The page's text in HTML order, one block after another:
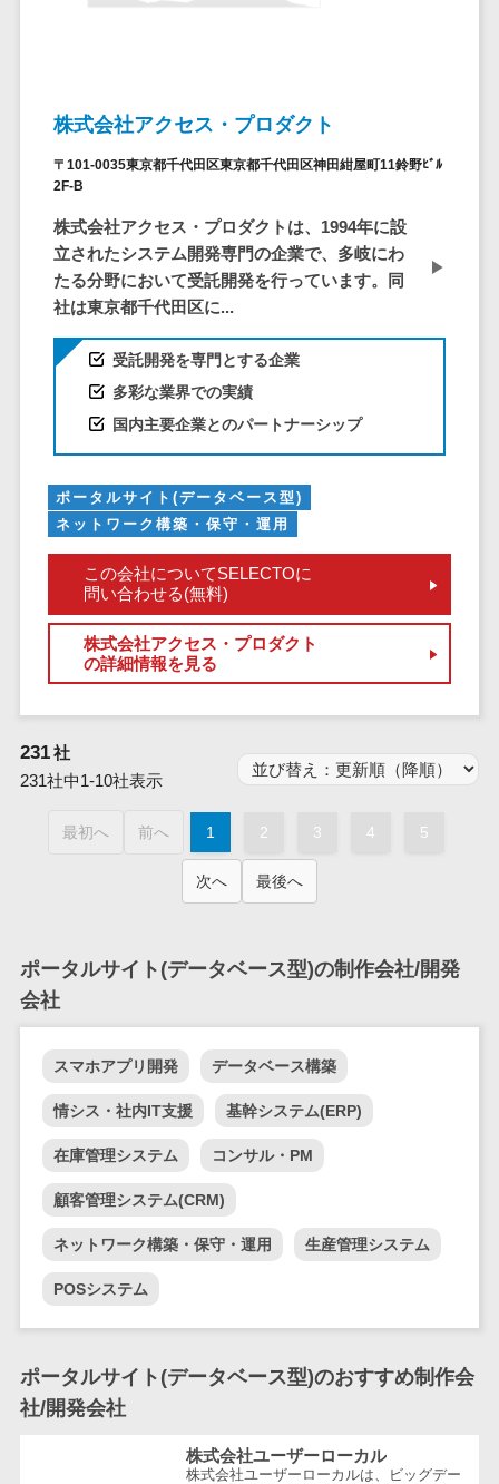
仮想通貨> NFT>
公共施設予約システム>
その他官公庁・自治体向け>
リング
トセキュリティ
CASB
ファイル暗号
化
DLPツール
業務全般
業務標準化ツ
FAX配信システ
ム
FAX受信サービ
ス
BPMツール
ワークフロー
システム
物品管理シス
帳票作成サー
け
テム
商圏分析ツー
テム
ステム
システム
アルコールチ
株式会社アクセス・プロダクト
〒101-0035東京都千代田区東京都千代田区神田紺屋町11鈴野ﾋﾞﾙ
2F-B
株式会社アクセス・プロダクトは、1994年に設
立されたシステム開発専門の企業で、多岐にわ
たる分野において受託開発を行っています。同
社は東京都千代田区に...
受託開発を専門とする企業
多彩な業界での実績
国内主要企業とのパートナーシップ
ポータルサイト(データベース型)
ネットワーク構築・保守・運用
この会社についてSELECTOに
問い合わせる(無料)
株式会社アクセス・プロダクト
の詳細情報を見る
231社
231社中1-10社表示
最初へ 前へ 1 2 3 4 5
次へ 最後へ
ポータルサイト(データベース型)の制作会社/開発
会社
スマホアプリ開発 データベース構築
情シス・社内IT支援 基幹システム(ERP)
在庫管理システム コンサル・PM
顧客管理システム(CRM)
ネットワーク構築・保守・運用 生産管理システム
POSシステム
ポータルサイト(データベース型)のおすすめ制作会
社/開発会社
株式会社ユーザーローカル
株式会社ユーザーローカルは、ビッグデー